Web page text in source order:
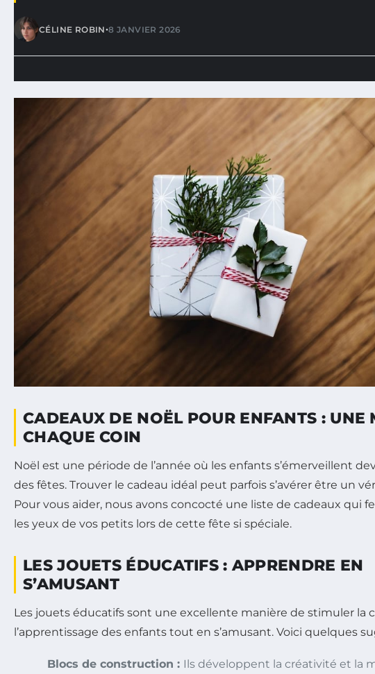
CÉLINE ROBIN•8 JANVIER 2026
CADEAUX DE NOËL POUR ENFANTS : UNE
CHAQUE COIN
Noël est une période de l’année où les enfants s’émerveillent
des fêtes. Trouver le cadeau idéal peut parfois s’avérer être un
Pour vous aider, nous avons concocté une liste de cadeaux qui
les yeux de vos petits lors de cette fête si spéciale.
LES JOUETS ÉDUCATIFS : APPRENDRE EN
S’AMUSANT
Les jouets éducatifs sont une excellente manière de stimuler la
l’apprentissage des enfants tout en s’amusant. Voici quelques
Blocs de construction : Ils développent la créativité et la